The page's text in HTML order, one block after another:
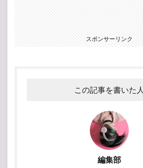
スポンサーリンク
この記事を書いた人
編集部